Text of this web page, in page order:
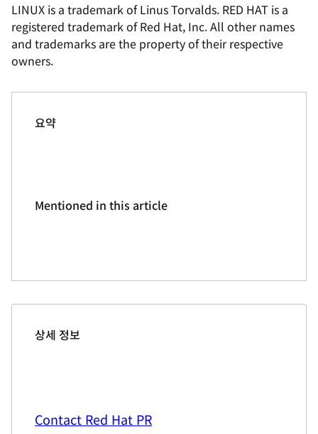
LINUX is a trademark of Linus Torvalds. RED HAT is a
registered trademark of Red Hat, Inc. All other names
and trademarks are the property of their respective
owners.
요약
Mentioned in this article
상세 정보
Contact Red Hat PR